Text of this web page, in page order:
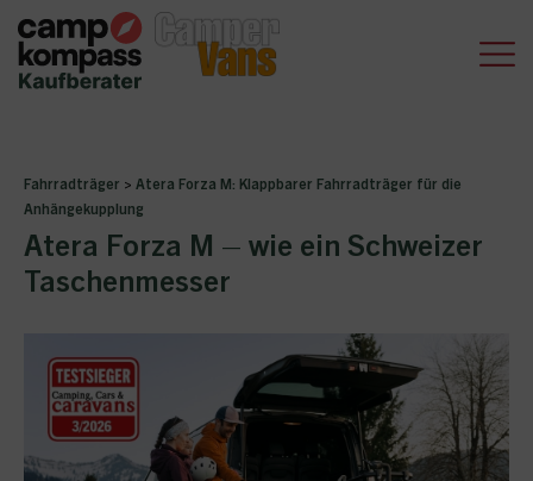
Fahrradträger > Atera Forza M: Klappbarer Fahrradträger für die
Anhängekupplung
Atera Forza M – wie ein Schweizer
Taschenmesser